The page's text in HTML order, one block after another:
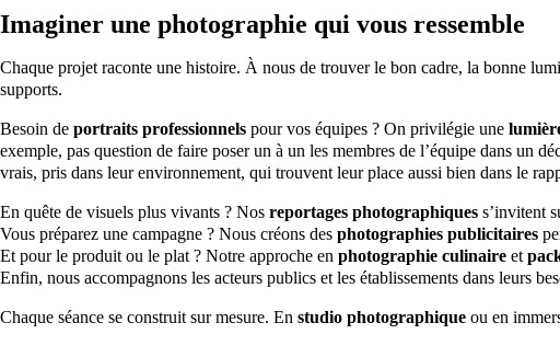
Imaginer une photographie qui vous ressemble
Chaque projet raconte une histoire. À nous de trouver le bon cadre, la bonne
supports.
Besoin de portraits professionnels pour vos équipes ? On privilégie une
exemple, pas question de faire poser un à un les membres de l’équipe dans un
vrais, pris dans leur environnement, qui trouvent leur place aussi bien dans le
En quête de visuels plus vivants ? Nos reportages photographiques s’invitent
Vous préparez une campagne ? Nous créons des photographies publicitaires
Et pour le produit ou le plat ? Notre approche en photographie culinaire et
Enfin, nous accompagnons les acteurs publics et les établissements dans leurs
Chaque séance se construit sur mesure. En studio photographique ou en